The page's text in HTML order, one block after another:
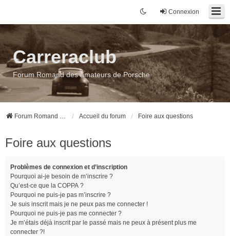
Connexion
Carreraclub
Forum Romand des amateurs de Porsche
Forum Romand des amateurs de Porsche Accueil du forum Foire aux questions
Foire aux questions
Problèmes de connexion et d’inscription
Pourquoi ai-je besoin de m’inscrire ?
Qu’est-ce que la COPPA ?
Pourquoi ne puis-je pas m’inscrire ?
Je suis inscrit mais je ne peux pas me connecter !
Pourquoi ne puis-je pas me connecter ?
Je m’étais déjà inscrit par le passé mais ne peux à présent plus me
connecter ?!